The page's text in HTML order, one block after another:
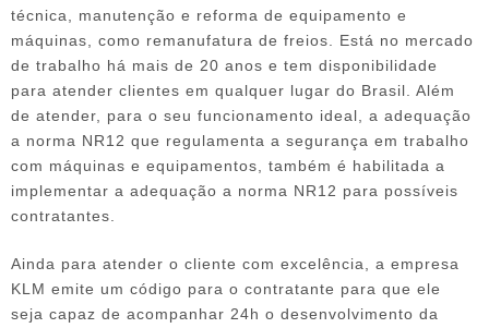
técnica, manutenção e reforma de equipamento e
máquinas, como remanufatura de freios . Está no mercado
de trabalho há mais de 20 anos e tem disponibilidade
para atender clientes em qualquer lugar do Brasil. Além
de atender, para o seu funcionamento ideal, a adequação
a norma NR12 que regulamenta a segurança em trabalho
com máquinas e equipamentos, também é habilitada a
implementar a adequação a norma NR12 para possíveis
contratantes.
Ainda para atender o cliente com excelência, a empresa
KLM emite um código para o contratante para que ele
seja capaz de acompanhar 24h o desenvolvimento da